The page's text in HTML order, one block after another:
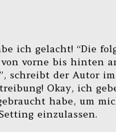
ich gelacht! “Die
vorne bis hinten
schreibt der Autor
Okay, ich
habe, um
einzulassen.